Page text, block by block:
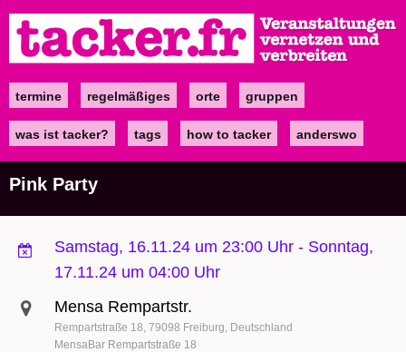
zum
Inhalt
Maintermine regelmäßiges orte gruppen
was ist tacker? tags how to tacker anderswo
Pink Party
Samstag, 16.11.24 um 23:00 Uhr - Sonntag,
17.11.24 um 04:00 Uhr
Mensa Rempartstr.
Rempartstraße 18 79098 Freiburg Deutschland
MensaBar Rempartstraße 18